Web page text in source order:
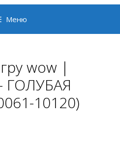
Меню
wow |
ГОЛУБАЯ
10120)